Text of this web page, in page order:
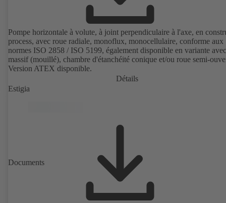
Pompe horizontale à volute, à joint perpendiculaire à l'axe, en
process, avec roue radiale, monoflux, monocellulaire, conforme aux
normes ISO 2858 / ISO 5199, également disponible en variante
massif (mouillé), chambre d'étanchéité conique et/ou roue semi-
Version ATEX disponible.
Détails
Estigia
Documents